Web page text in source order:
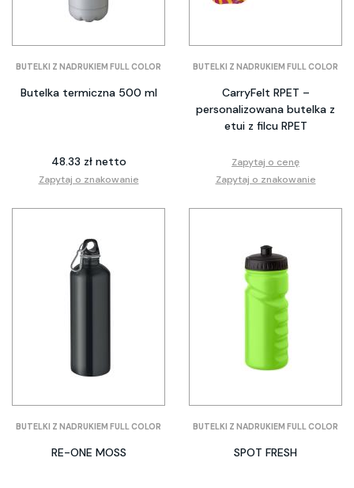
BUTELKI Z NADRUKIEM FULL COLOR
Butelka termiczna 500 ml
48.33 zł netto
Zapytaj o znakowanie
BUTELKI Z NADRUKIEM FULL COLOR
CarryFelt RPET –
personalizowana butelka z
etui z filcu RPET
Zapytaj o cenę
Zapytaj o znakowanie
BUTELKI Z NADRUKIEM FULL COLOR
RE-ONE MOSS
BUTELKI Z NADRUKIEM FULL COLOR
SPOT FRESH